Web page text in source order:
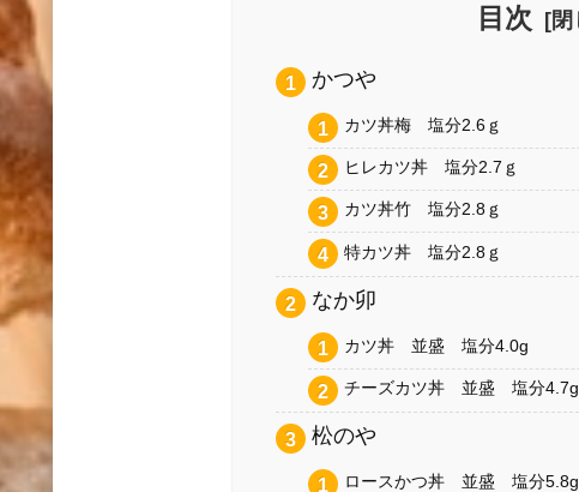
目次
かつや
カツ丼梅 塩分2.6ｇ
ヒレカツ丼 塩分2.7ｇ
カツ丼竹 塩分2.8ｇ
特カツ丼 塩分2.8ｇ
なか卯
カツ丼 並盛 塩分4.0g
チーズカツ丼 並盛 塩分4.7g
松のや
ロースかつ丼 並盛 塩分5.8g